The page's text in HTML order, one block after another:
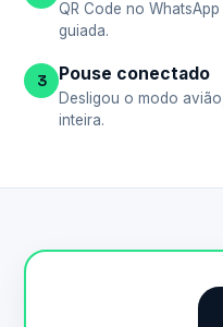
QR Code no
guiada.
3 Pouse conectado
Desligou o modo
inteira.